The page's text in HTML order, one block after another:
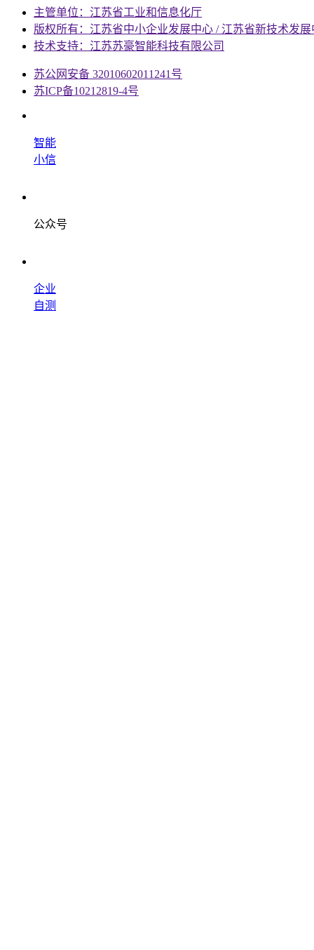
主管单位：江苏省工业和信息化厅
版权所有：江苏省中小企业发展中心 / 江苏省新技术发展
技术支持：江苏苏豪智能科技有限公司
苏公网安备 32010602011241号
苏ICP备10212819-4号
智能
小信
公众号
企业
自测